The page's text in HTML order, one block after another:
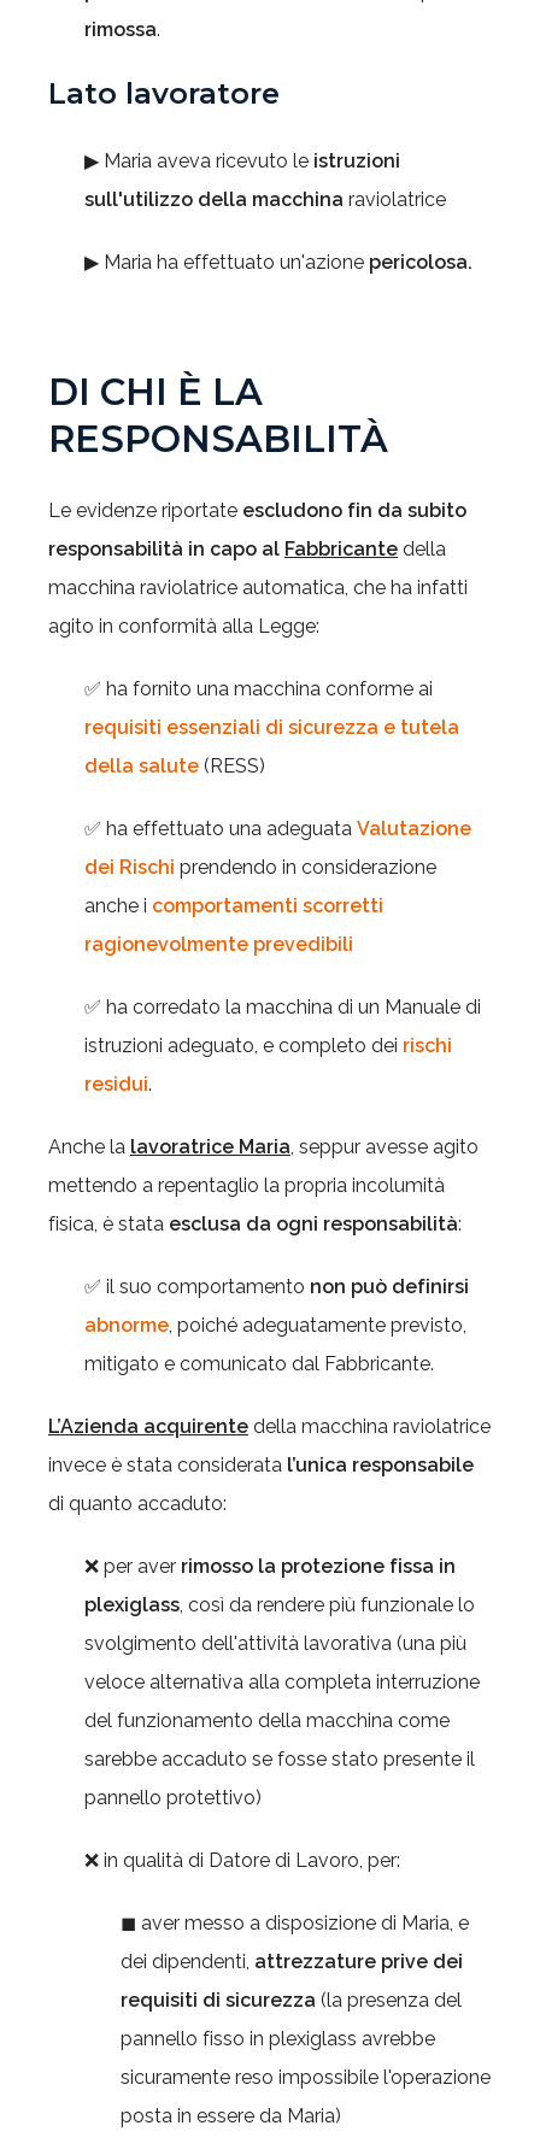
rimossa.
Lato lavoratore
▶ Maria aveva ricevuto le istruzioni
sull'utilizzo della macchina raviolatrice
▶ Maria ha effettuato un'azione pericolosa.
DI CHI È LA
RESPONSABILITÀ
Le evidenze riportate escludono fin da subito
responsabilità in capo al Fabbricante della
macchina raviolatrice automatica, che ha infatti
agito in conformità alla Legge:
✅ ha fornito una macchina conforme ai
requisiti essenziali di sicurezza e tutela
della salute (RESS)
✅ ha effettuato una adeguata Valutazione
dei Rischi prendendo in considerazione
anche i comportamenti scorretti
ragionevolmente prevedibili
✅ ha corredato la macchina di un Manuale di
istruzioni adeguato, e completo dei rischi
residui.
Anche la lavoratrice Maria, seppur avesse agito
mettendo a repentaglio la propria incolumità
fisica, è stata esclusa da ogni responsabilità:
✅ il suo comportamento non può definirsi
abnorme, poiché adeguatamente previsto,
mitigato e comunicato dal Fabbricante.
L’Azienda acquirente della macchina raviolatrice
invece è stata considerata l’unica responsabile
di quanto accaduto:
❌ per aver rimosso la protezione fissa in
plexiglass, così da rendere più funzionale lo
svolgimento dell'attività lavorativa (una più
veloce alternativa alla completa interruzione
del funzionamento della macchina come
sarebbe accaduto se fosse stato presente il
pannello protettivo)
❌ in qualità di Datore di Lavoro, per:
◼ aver messo a disposizione di Maria, e
dei dipendenti, attrezzature prive dei
requisiti di sicurezza (la presenza del
pannello fisso in plexiglass avrebbe
sicuramente reso impossibile l'operazione
posta in essere da Maria)